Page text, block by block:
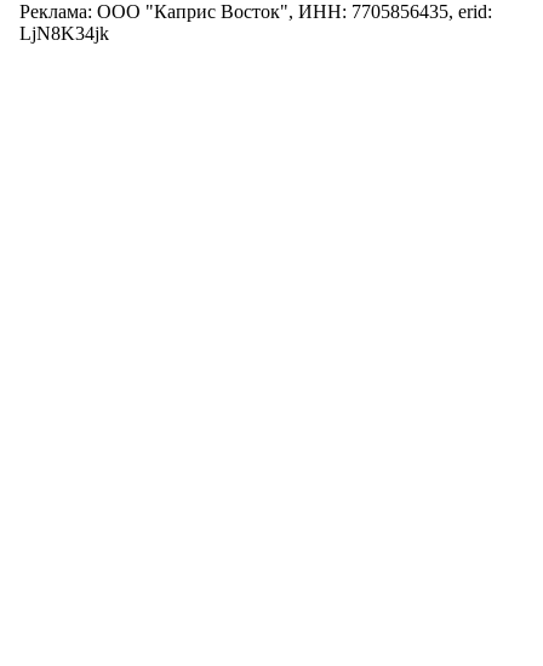
Реклама: ООО "Каприс Восток", ИНН: 7705856435, erid:
LjN8K34jk